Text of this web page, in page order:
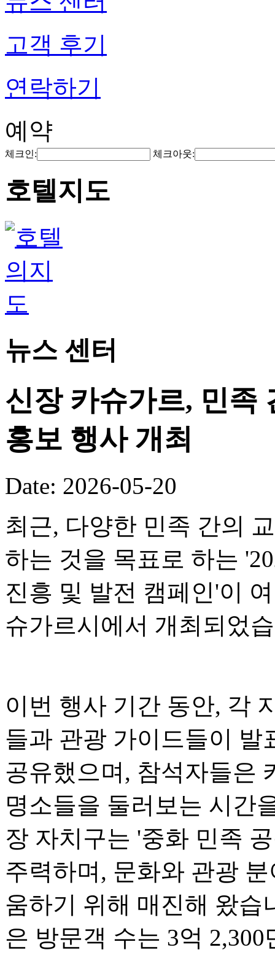
고객 후기
연락하기
예약
체크인: 체크아웃:
호텔지도
뉴스 센터
신장 카슈가르, 민족
홍보 행사 개최
Date: 2026-05-20
최근, 다양한 민족 간의
하는 것을 목표로 하는
진흥 및 발전 캠페인'이
슈가르시에서 개최되었
이번 행사 기간 동안, 각
들과 관광 가이드들이 발
공유했으며, 참석자들은
명소들을 둘러보는 시간
장 자치구는 '중화 민족
주력하며, 문화와 관광
움하기 위해 매진해 왔습
은 방문객 수는 3억